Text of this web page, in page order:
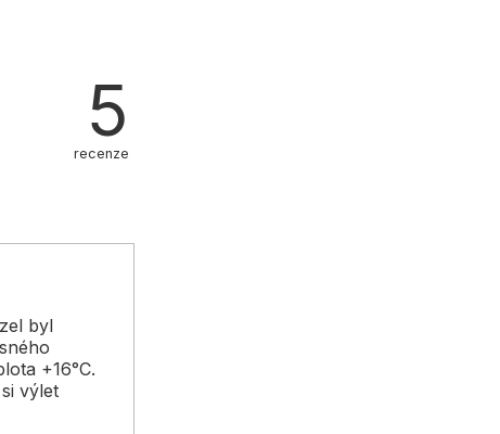
5
recenze
byl
+16°C.
výlet